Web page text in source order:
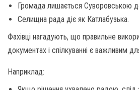
Громада лишається Суворовською
Селищна рада діє як Катлабузька.
Фахівці нагадують, що правильне
документах і спілкуванні є важливим
Наприклад: